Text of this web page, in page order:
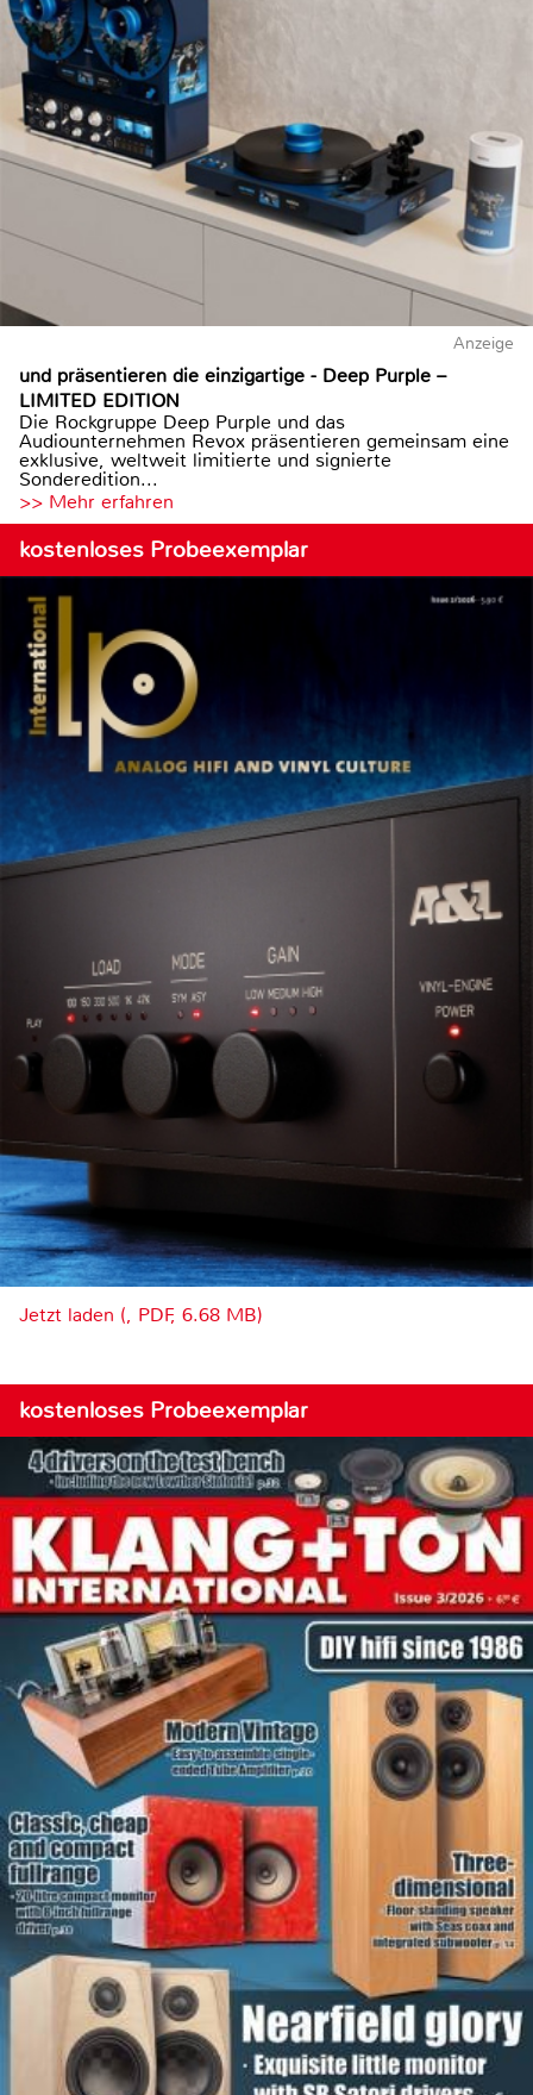
Anzeige
und präsentieren die einzigartige - Deep Purple –
LIMITED EDITION
Die Rockgruppe Deep Purple und das
Audiounternehmen Revox präsentieren gemeinsam eine
exklusive, weltweit limitierte und signierte
Sonderedition...
>> Mehr erfahren
kostenloses Probeexemplar
Jetzt laden (, PDF, 6.68 MB)
kostenloses Probeexemplar